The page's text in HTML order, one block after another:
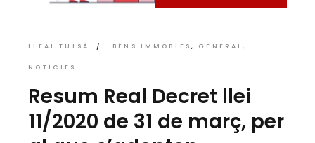
LLEAL TULSÀ BÉNS IMMOBLES GENERAL
NOTÍCIES
Resum Real Decret llei
11/2020 de 31 de març, per